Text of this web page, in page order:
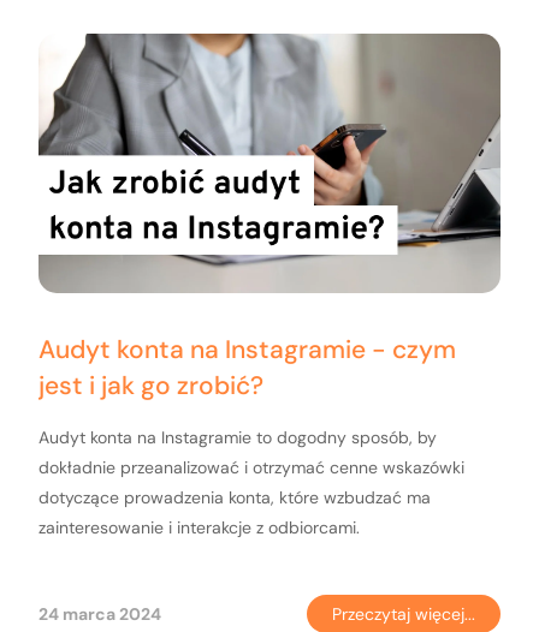
Audyt konta na Instagramie - czym
jest i jak go zrobić?
Audyt konta na Instagramie to dogodny sposób, by
dokładnie przeanalizować i otrzymać cenne wskazówki
dotyczące prowadzenia konta, które wzbudzać ma
zainteresowanie i interakcje z odbiorcami.
24 marca 2024 Przeczytaj więcej...